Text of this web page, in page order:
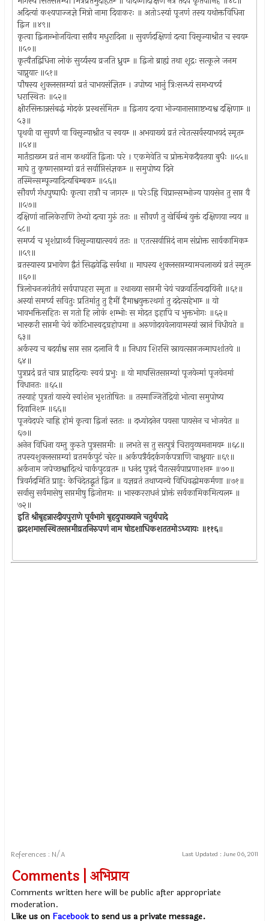
अदित्यां कश्यपाज्जज्ञे मित्रो नामा दिवाकरः ॥ अतोऽस्यां पूजणं तस्य यथोक्तविधिना
द्विज ॥४९॥
कृत्वा द्विजान्भोजयित्वा सप्तैव मधुरादिना ॥ सुवर्णदक्षिणां दत्वा विसृज्याश्रीत च स्वयम्‍
॥५०॥
कृत्वैतद्विधिना लोकं सुर्य्यस्य व्रजति ध्रुवम्‍ ॥ द्विजो ब्राह्यं तथा शूद्रः सत्कूले जनम
चाप्नुयात्‍ ॥५१॥
पौषस्य शुक्लसप्तम्यां व्रतं चाभयसंज्ञितम्‍ । उपोष्य भानुं त्रिःसन्ध्यं समभ्यर्च्य
धरास्थितः ॥५२॥
क्षीरसिक्तान्नसंबद्धं मोदकं प्रस्थसंमितम्‍ ॥ द्विजाय दत्वा भोज्यानासप्ताष्टभ्यश्व दक्षिणाम्‍ ॥
५३॥
पृथवी वा सुवर्णं वा विसृज्याश्नीत च स्वयम्‍ ॥ अभयाख्यं व्रतं त्वेतत्सर्वस्याभयदं स्मृतम्‍
॥५४॥
मार्तंडाख्य्म व्रतं नाम कथयंति द्विजाः परे । एकमेवेति च प्रोक्तमेकदैवतया बुधैः ॥५५॥
माघे तु कृष्णसप्तम्यां व्रतं सर्वाप्तिसंज्ञकम्‍ ॥ समुपोष्य दिने
तस्मिन्सम्पूज्यादित्यबिम्बकम्‍ ॥५६॥
सौवर्णं गंधपुष्पाधैः कृत्वा रात्रौ च जागरम्‍ ॥ परेऽह्रि विप्रान्सम्भोज्य पायसेन तु सप्त वै
॥५७॥
दक्षिणां नालिकेराणि तेभ्यो दत्वा गुरुं ततः ॥ सौवर्णं तु खेर्बिम्बं युक्तं दक्षिणया न्यय ॥
५८॥
समर्प्य च भृशंप्रार्थ्य विसृज्याद्यात्स्वयं ततः ॥ एतत्सर्वाप्तिदं नाम संप्रोक्त सार्वकामिकम्‍
॥५९॥
व्रतस्यास्य प्रभावेण द्वैतं सिद्धयेद्धि सर्वथा ॥ माघस्य शुक्लसप्तम्यामचलाख्यं व्रतं स्मृतम्‍
॥६०॥
त्रिलोचनजयंतीयं सर्वपापहरा स्मृता ॥ रथाख्या सप्तमी चेयं चक्रवर्तित्वदायिनी ॥६१॥
अस्यां समर्च्य सवितुः प्रतिमांतु तु हैमीं हैमाश्वयुक्तरथगां तु ददेत्सहेभाम्‍ ॥ यो
भावभक्तिसहितः स गतो हि लोकं शम्भोः स मोदत इहापि च भुक्तभोगः ॥६२॥
भास्करी सप्तमी चेयं कोटिभास्वद्‍ग्रहोपमा ॥ अरुणोदयवेलायामस्यां स्नानं विधीयते ॥
६३॥
अर्कस्य च बदर्याश्व सप्त सप्त दलानि वै ॥ निधाय शिरसि स्नायत्सप्तजन्माघशांतये ॥
६४॥
पुत्रप्रदं व्रतं चात्र प्राहदित्यः स्वयं प्रभुः ॥ यो माघसितसप्तम्यां पूजयेन्मां पूजयेनमां
विधानतः ॥६५॥
तस्याहं पुत्रतां यास्ये स्वांशेन भृशतोषितः ॥ तस्माज्जितेंद्रियो भोत्वा समुपोष्य
दिवानिशम्‍ ॥६६॥
पूजयेदपरे चाह्रि होमं कृत्वा द्विजां स्ततः ॥ दध्योदनेन पयसा पायसेन च भोजयेत ॥
६७॥
अनेन विधिना यम्तु कुरुते पुत्रसप्तमीः ॥ लभते स तु सत्पुत्रं चिरायुय्षमनामयम्‍ ॥६८॥
तपस्यशुक्लसप्तम्यां व्रतमर्कपुटं चरेत्‍ ॥ अर्कपत्रैर्यदर्कगर्कपत्राणि चाश्नुयात्‍ ॥६९॥
अर्कनाम जपेच्छश्वादित्थं चार्कपुटव्रतम्‍ ॥ धनंद पुत्रदं चैतत्सर्वपाप्रणाशनम्‍ ॥७०॥
त्रिवर्गदमिति प्राहुः केचिदेतद्धूतं द्विज ॥ यज्ञव्रतं तथाप्यन्ये विधिवद्धोमकर्मणा ॥७१॥
सर्वासु सर्वमासेषु सप्तमीषु द्विजोत्तमः ॥ भास्करराधनं प्रोक्तं सर्वकामिकमित्यलम्‍ ॥
७२॥
इति श्रीबृहन्नारदीयपुराणे पूर्वभागे बृहदुपाख्याने चतुर्थपादे
द्वादशमासस्थितसप्तमीव्रतनिरुपणं नाम षोडशाधिकशततमोऽध्यायः ॥११६॥
References : N/A Last Updated : June 06, 2011
Comments | अभिप्राय
Comments written here will be public after appropriate
moderation.
Like us on Facebookto send us a private message.